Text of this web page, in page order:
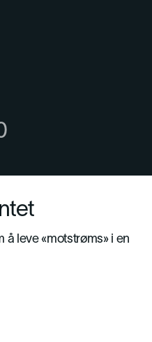
å leve «motstrøms» i en